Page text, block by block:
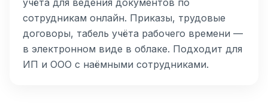
сотрудникам онлайн. Приказы, трудовые
договоры, табель учёта рабочего времени —
в электронном виде в облаке. Подходит для
ИП и ООО с наёмными сотрудниками.